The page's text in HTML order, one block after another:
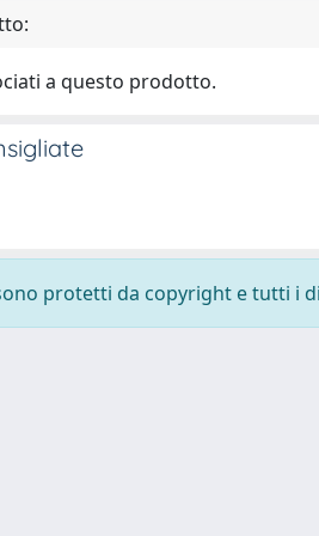
a questo prodotto.
protetti da copyright e tutti i